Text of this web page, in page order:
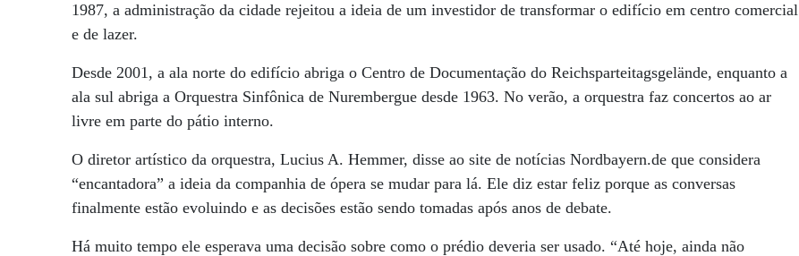
1987, a administração da cidade rejeitou a ideia de um investidor de transformar o edifício em centro comercial
e de lazer.
Desde 2001, a ala norte do edifício abriga o Centro de Documentação do Reichsparteitagsgelände, enquanto a
ala sul abriga a Orquestra Sinfônica de Nurembergue desde 1963. No verão, a orquestra faz concertos ao ar
livre em parte do pátio interno.
O diretor artístico da orquestra, Lucius A. Hemmer, disse ao site de notícias Nordbayern.de que considera
“encantadora” a ideia da companhia de ópera se mudar para lá. Ele diz estar feliz porque as conversas
finalmente estão evoluindo e as decisões estão sendo tomadas após anos de debate.
Há muito tempo ele esperava uma decisão sobre como o prédio deveria ser usado. “Até hoje, ainda não